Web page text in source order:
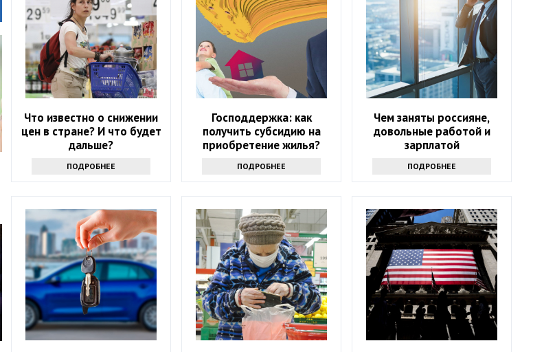
Что известно о снижении
цен в стране? И что будет
дальше?
ПОДРОБНЕЕ
Господдержка: как
получить субсидию на
приобретение жилья?
ПОДРОБНЕЕ
Чем заняты россияне,
довольные работой и
зарплатой
ПОДРОБНЕЕ